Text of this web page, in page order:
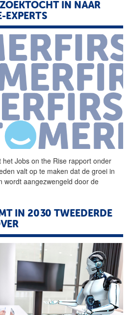
IN NAAR
EXPERTS
het Jobs on the Rise rapport onder
valt op te maken dat de groei in
wordt aangezwengeld door de
IN 2030 TWEEDERDE